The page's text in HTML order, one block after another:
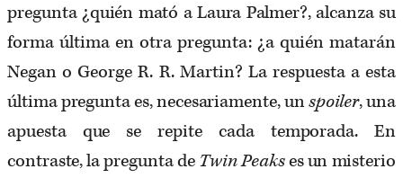
pregunta ¿quién mató a Laura Palmer?, alcanza su
forma última en otra pregunta: ¿a quién matarán
Negan o George R. R. Martin? La respuesta a esta
última pregunta es, necesariamente, unspoiler, una
apuesta que se repite cada temporada. En
contraste, la pregunta deTwin Peakses un misterio